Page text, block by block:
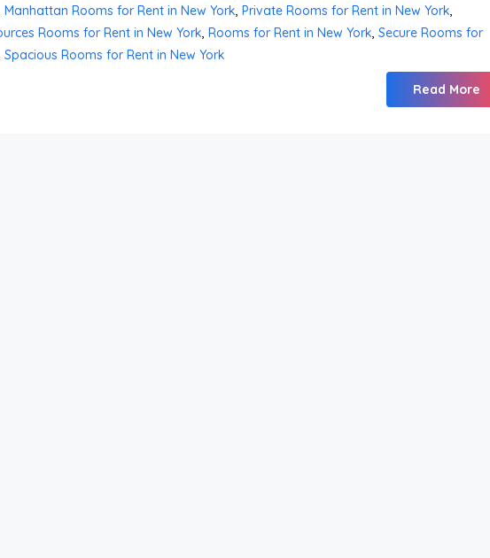
Manhattan Rooms for Rent in New York, Private Rooms for Rent in New York,
Rooms for Rent in New York, Rooms for Rent in New York, Secure Rooms for
Spacious Rooms for Rent in New York
Read More